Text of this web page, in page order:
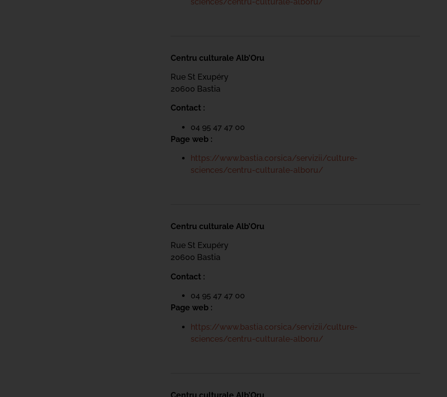
Centru culturale Alb’Oru
Rue St Exupéry
20600 Bastia
Contact :
04 95 47 47 00
Page web :
https://www.bastia.corsica/servizii/culture-
sciences/centru-culturale-alboru/
Centru culturale Alb’Oru
Rue St Exupéry
20600 Bastia
Contact :
04 95 47 47 00
Page web :
https://www.bastia.corsica/servizii/culture-
sciences/centru-culturale-alboru/
Centru culturale Alb’Oru